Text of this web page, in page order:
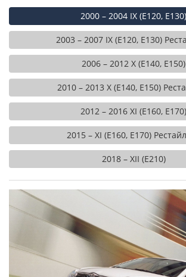
2000 – 2004 IX (E120, E130)
2003 – 2007 IX (E120, E130)
2006 – 2012 X (E140, E150)
2010 – 2013 X (E140, E150)
2012 – 2016 XI (E160, E170)
2015 – XI (E160, E170)
2018 – XII (E210)